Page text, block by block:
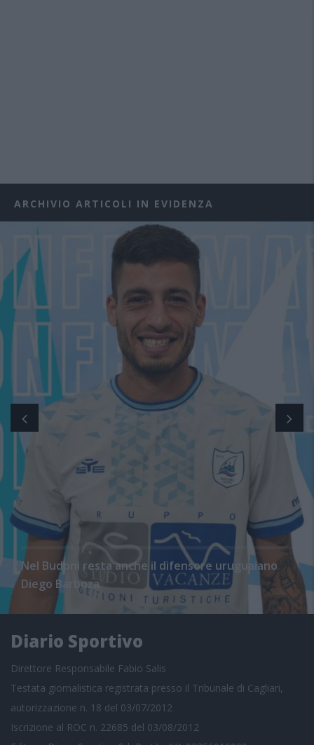
ARCHIVIO ARTICOLI IN EVIDENZA
Nel Budoni resta anche il difensore uruguaiano
Diego Barboza
Diario Sportivo
Direttore Responsabile Fabio Salis
Testata giornalistica registrata presso il Tribunale di Cagliari,
autorizzazione n. 18 del 03/07/2012
Iscrizione al ROC n. 22685 del 03/08/2012